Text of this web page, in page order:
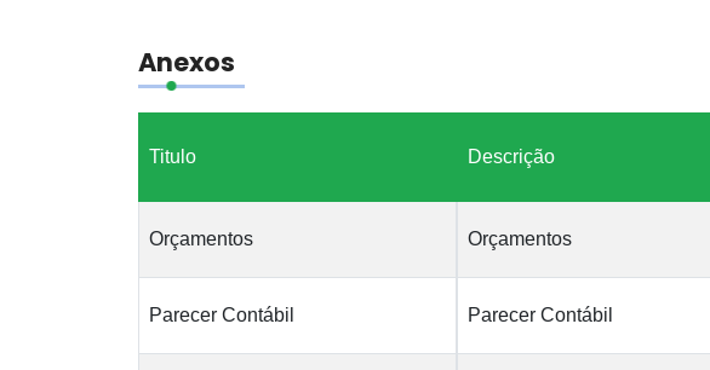
Anexos
Titulo Descrição
Orçamentos Orçamentos
Parecer Contábil Parecer Contábil